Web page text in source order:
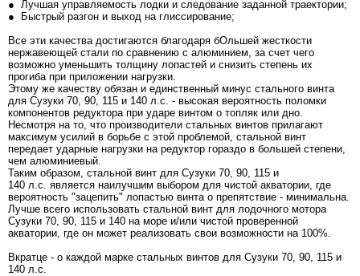
● Лучшая управляемость лодки и следование заданной траектории;
● Быстрый разгон и выход на глиссирование;
Все эти качества достигаются благодаря бОльшей жесткости
нержавеющей стали по сравнению с алюминием, за счет чего
возможно уменьшить толщину лопастей и снизить степень их
прогиба при приложении нагрузки.
Этому же качеству обязан и единственный минус стального винта
для Сузуки 70, 90, 115 и 140 л.с. - высокая вероятность поломки
компонентов редуктора при ударе винтом о топляк или дно.
Несмотря на то, что производители стальных винтов прилагают
максимум усилий в борьбе с этой проблемой, стальной винт
передает ударные нагрузки на редуктор гораздо в большей степени,
чем алюминиевый.
Таким образом, стальной винт для Сузуки 70, 90, 115 и
140 л.с. является наилучшим выбором для чистой акватории, где
вероятность "зацепить" лопастью винта о препятствие - минимальна.
Лучше всего использовать стальной винт для лодочного мотора
Сузуки 70, 90, 115 и 140 на море и/или чистой проверенной
акватории, где он может реализовать свои возможности на 100%.
Вкратце - о каждой марке стальных винтов для Сузуки 70, 90, 115 и
140 л.с.